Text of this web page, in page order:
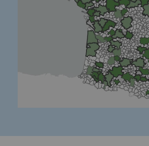
Engagements
Social
Notre
Mixité et égalité